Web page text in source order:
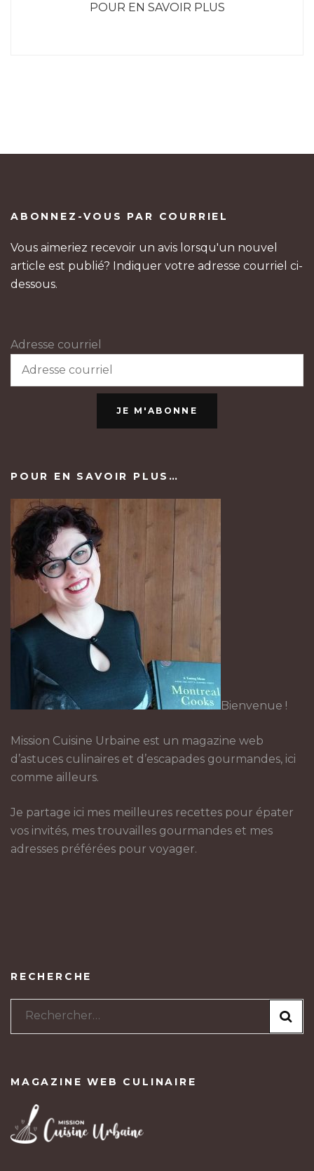
POUR EN SAVOIR PLUS
ABONNEZ-VOUS PAR COURRIEL
Vous aimeriez recevoir un avis lorsqu'un nouvel
article est publié? Indiquer votre adresse courriel ci-
dessous.
Adresse courriel
JE M'ABONNE
POUR EN SAVOIR PLUS…
Bienvenue !
Mission Cuisine Urbaine est un magazine web
d’astuces culinaires et d’escapades gourmandes, ici
comme ailleurs.
Je partage ici mes meilleures recettes pour épater
vos invités, mes trouvailles gourmandes et mes
adresses préférées pour voyager.
RECHERCHE
Rechercher :
MAGAZINE WEB CULINAIRE